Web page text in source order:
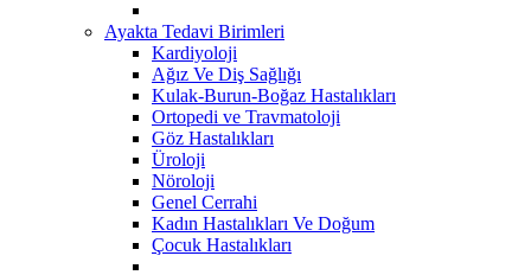
Ayakta Tedavi Birimleri
Kardiyoloji
Ağız Ve Diş Sağlığı
Kulak-Burun-Boğaz Hastalıkları
Ortopedi ve Travmatoloji
Göz Hastalıkları
Üroloji
Nöroloji
Genel Cerrahi
Kadın Hastalıkları Ve Doğum
Çocuk Hastalıkları